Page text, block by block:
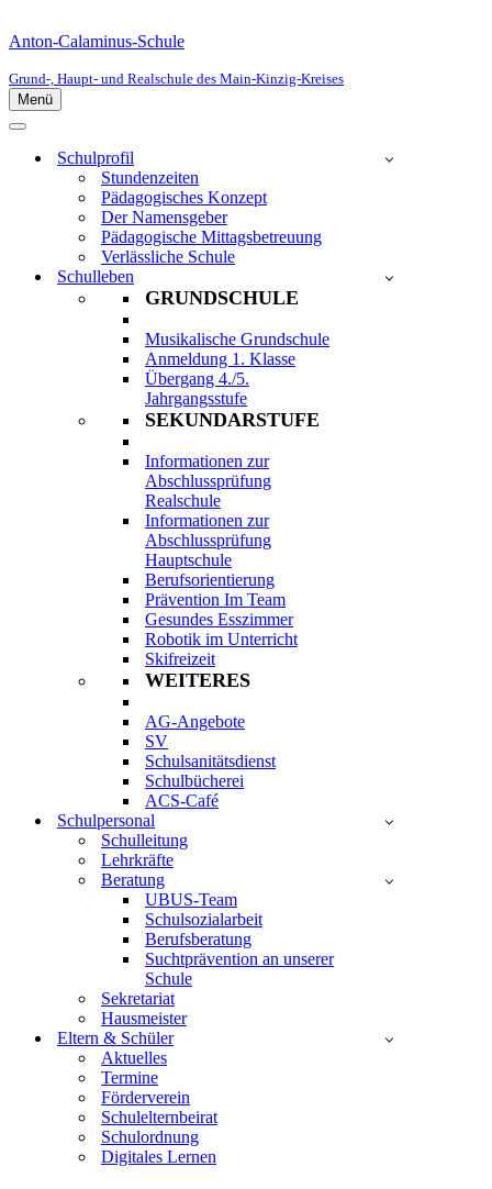
Anton-Calaminus-Schule
Grund-, Haupt- und Realschule des Main-Kinzig-Kreises
Menü
Navigationsmenü
Navigationsmenü
Schulprofil
Stundenzeiten
Pädagogisches Konzept
Der Namensgeber
Pädagogische Mittagsbetreuung
Verlässliche Schule
Schulleben
GRUNDSCHULE
Musikalische Grundschule
Anmeldung 1. Klasse
Übergang 4./5.
Jahrgangsstufe
SEKUNDARSTUFE
Informationen zur
Abschlussprüfung
Realschule
Informationen zur
Abschlussprüfung
Hauptschule
Berufsorientierung
Prävention Im Team
Gesundes Esszimmer
Robotik im Unterricht
Skifreizeit
WEITERES
AG-Angebote
SV
Schulsanitätsdienst
Schulbücherei
ACS-Café
Schulpersonal
Schulleitung
Lehrkräfte
Beratung
UBUS-Team
Schulsozialarbeit
Berufsberatung
Suchtprävention an unserer
Schule
Sekretariat
Hausmeister
Eltern & Schüler
Aktuelles
Termine
Förderverein
Schulelternbeirat
Schulordnung
Digitales Lernen